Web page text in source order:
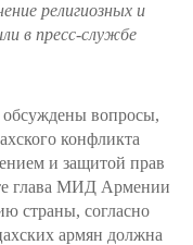
религиозных и
в пресс-службе
обсуждены вопросы,
конфликта
и защитой прав
глава МИД Армении
страны, согласно
армян должна